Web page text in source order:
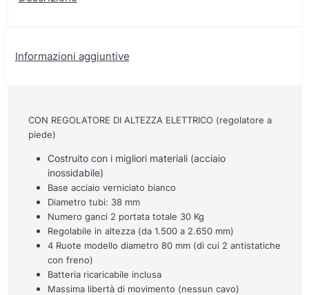
Informazioni aggiuntive
CON REGOLATORE DI ALTEZZA ELETTRICO (regolatore a
piede)
Costruito con i migliori materiali (acciaio
inossidabile)
Base acciaio verniciato bianco
Diametro tubi: 38 mm
Numero ganci 2 portata totale 30 Kg
Regolabile in altezza (da 1.500 a 2.650 mm)
4 Ruote modello diametro 80 mm (di cui 2 antistatiche
con freno)
Batteria ricaricabile inclusa
Massima libertà di movimento (nessun cavo)